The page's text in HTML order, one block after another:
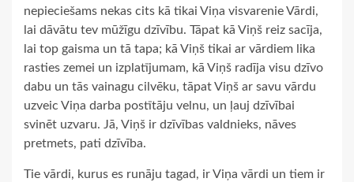
nepieciešams nekas cits kā tikai Viņa visvarenie Vārdi,
lai dāvātu tev mūžīgu dzīvību. Tāpat kā Viņš reiz sacīja,
lai top gaisma un tā tapa; kā Viņš tikai ar vārdiem lika
rasties zemei un izplatījumam, kā Viņš radīja visu dzīvo
dabu un tās vainagu cilvēku, tāpat Viņš ar savu vārdu
uzveic Viņa darba postītāju velnu, un ļauj dzīvībai
svinēt uzvaru. Jā, Viņš ir dzīvības valdnieks, nāves
pretmets, pati dzīvība.
Tie vārdi, kurus es runāju tagad, ir Viņa vārdi un tiem ir